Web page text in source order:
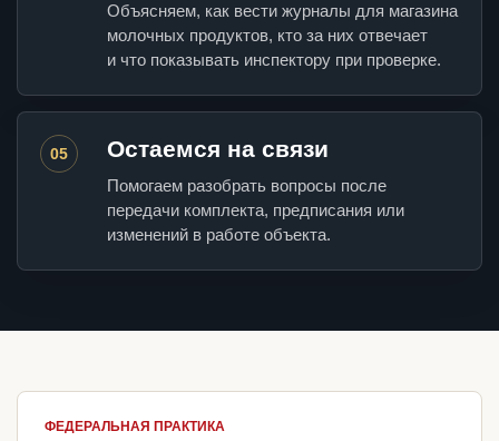
Объясняем, как вести журналы для магазина
молочных продуктов, кто за них отвечает
и что показывать инспектору при проверке.
05 Остаемся на связи
Помогаем разобрать вопросы после
передачи комплекта, предписания или
изменений в работе объекта.
ФЕДЕРАЛЬНАЯ ПРАКТИКА